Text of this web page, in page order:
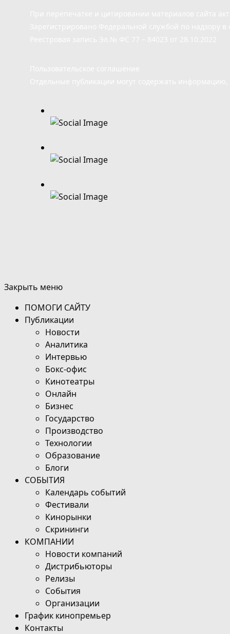
Закрыть меню
ПОМОГИ САЙТУ
Публикации
Новости
Аналитика
Интервью
Бокс-офис
Кинотеатры
Онлайн
Бизнес
Государство
Производство
Технологии
Образование
Блоги
СОБЫТИЯ
Календарь событий
Фестивали
Кинорынки
Скрининги
КОМПАНИИ
Новости компаний
Дистрибьюторы
Релизы
События
Организации
График кинопремьер
Контакты